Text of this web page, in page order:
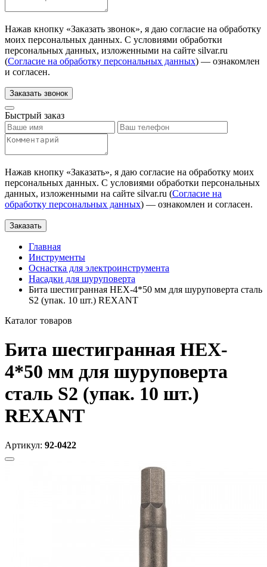
Нажав кнопку «Заказать звонок», я даю согласие на обработку
моих персональных данных. С условиями обработки
персональных данных, изложенными на сайте silvar.ru
(Согласие на обработку персональных данных) — ознакомлен
и согласен.
Заказать звонок
Быстрый заказ
Нажав кнопку «Заказать», я даю согласие на обработку моих
персональных данных. С условиями обработки персональных
данных, изложенными на сайте silvar.ru (Согласие на
обработку персональных данных) — ознакомлен и согласен.
Заказать
Главная
Инструменты
Оснастка для электроинструмента
Насадки для шуруповерта
Бита шестигранная HEX-4*50 мм для шуруповерта сталь
S2 (упак. 10 шт.) REXANT
Каталог товаров
Бита шестигранная HEX-
4*50 мм для шуруповерта
сталь S2 (упак. 10 шт.)
REXANT
Артикул: 92-0422